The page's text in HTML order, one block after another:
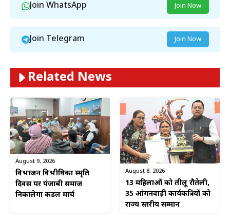
Join WhatsApp Join Now
Join Telegram Join Now
Related News
August 9, 2026
विभाजन विभीषिका स्मृति
दिवस पर पंजाबी समाज
निकालेगा कैंडल मार्च
August 8, 2026
13 महिलाओं को तीलू रौतेली,
35 आंगनवाड़ी कार्यकत्रियों को
राज्य स्तरीय सम्मान